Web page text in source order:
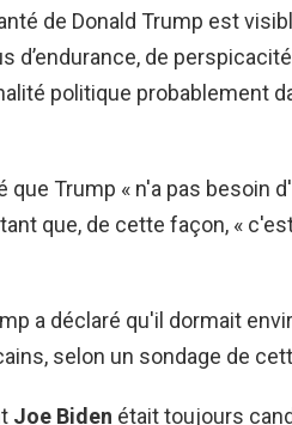
de Donald Trump est
d’endurance, de
politique probablement
que Trump « n'a pas besoin
que, de cette façon, «
a déclaré qu'il dormait
selon un sondage de
Joe Biden était toujours